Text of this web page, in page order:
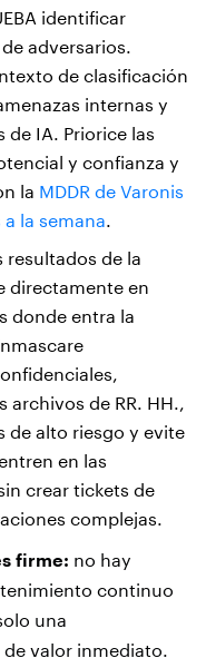
identificar
adversarios.
de clasificación
internas y
IA. Priorice las
y confianza y
la MDDR de Varonis
la semana
resultados de la
directamente en
donde entra la
de RR. HH.,
de alto riesgo y evite
en las
crear tickets de
complejas.
firme: no hay
continuo
una
valor inmediato.